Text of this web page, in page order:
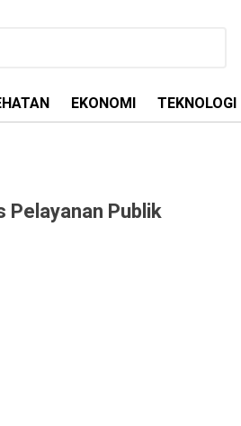
EKONOMI TEKNOLOGI
Pelayanan Publik